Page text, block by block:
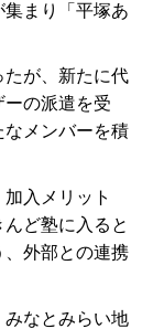
まり「平塚あ
たが、新たに代
の派遣を受
なメンバーを積
入メリット
ど塾に入ると
外部との連携
みなとみらい地